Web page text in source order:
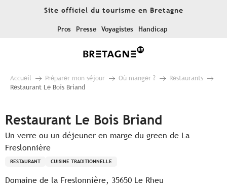
Site officiel du tourisme en Bretagne
Pros Presse Voyagistes Handicap
Accueil Préparer mon séjour Où manger ?
Restaurants
Restaurant Le Bois Briand
Restaurant Le Bois Briand
Un verre ou un déjeuner en marge du green de La
Freslonnière
RESTAURANT CUISINE TRADITIONNELLE
Domaine de la Freslonnière, 35650 Le Rheu